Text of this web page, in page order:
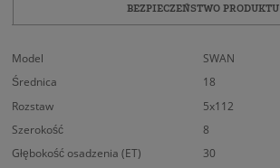
BEZPIECZEŃSTWO PRODUKTU
Model
SWAN
Średnica
18
Rozstaw
5x112
Szerokość
8
Głębokość osadzenia (ET)
30